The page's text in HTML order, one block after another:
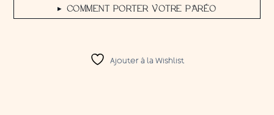
▶ COMMENT PORTER VOTRE PARÉO
Ajouter à la Wishlist